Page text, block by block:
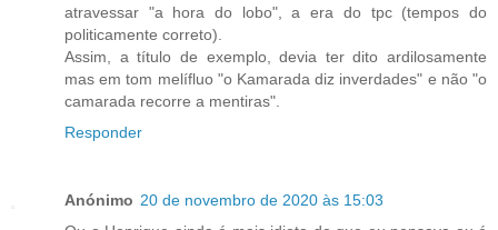
atravessar "a hora do lobo", a era do tpc (tempos do
politicamente correto).
Assim, a título de exemplo, devia ter dito ardilosamente
mas em tom melífluo "o Kamarada diz inverdades" e não "o
camarada recorre a mentiras".
Responder
Anónimo 20 de novembro de 2020 às 15:03